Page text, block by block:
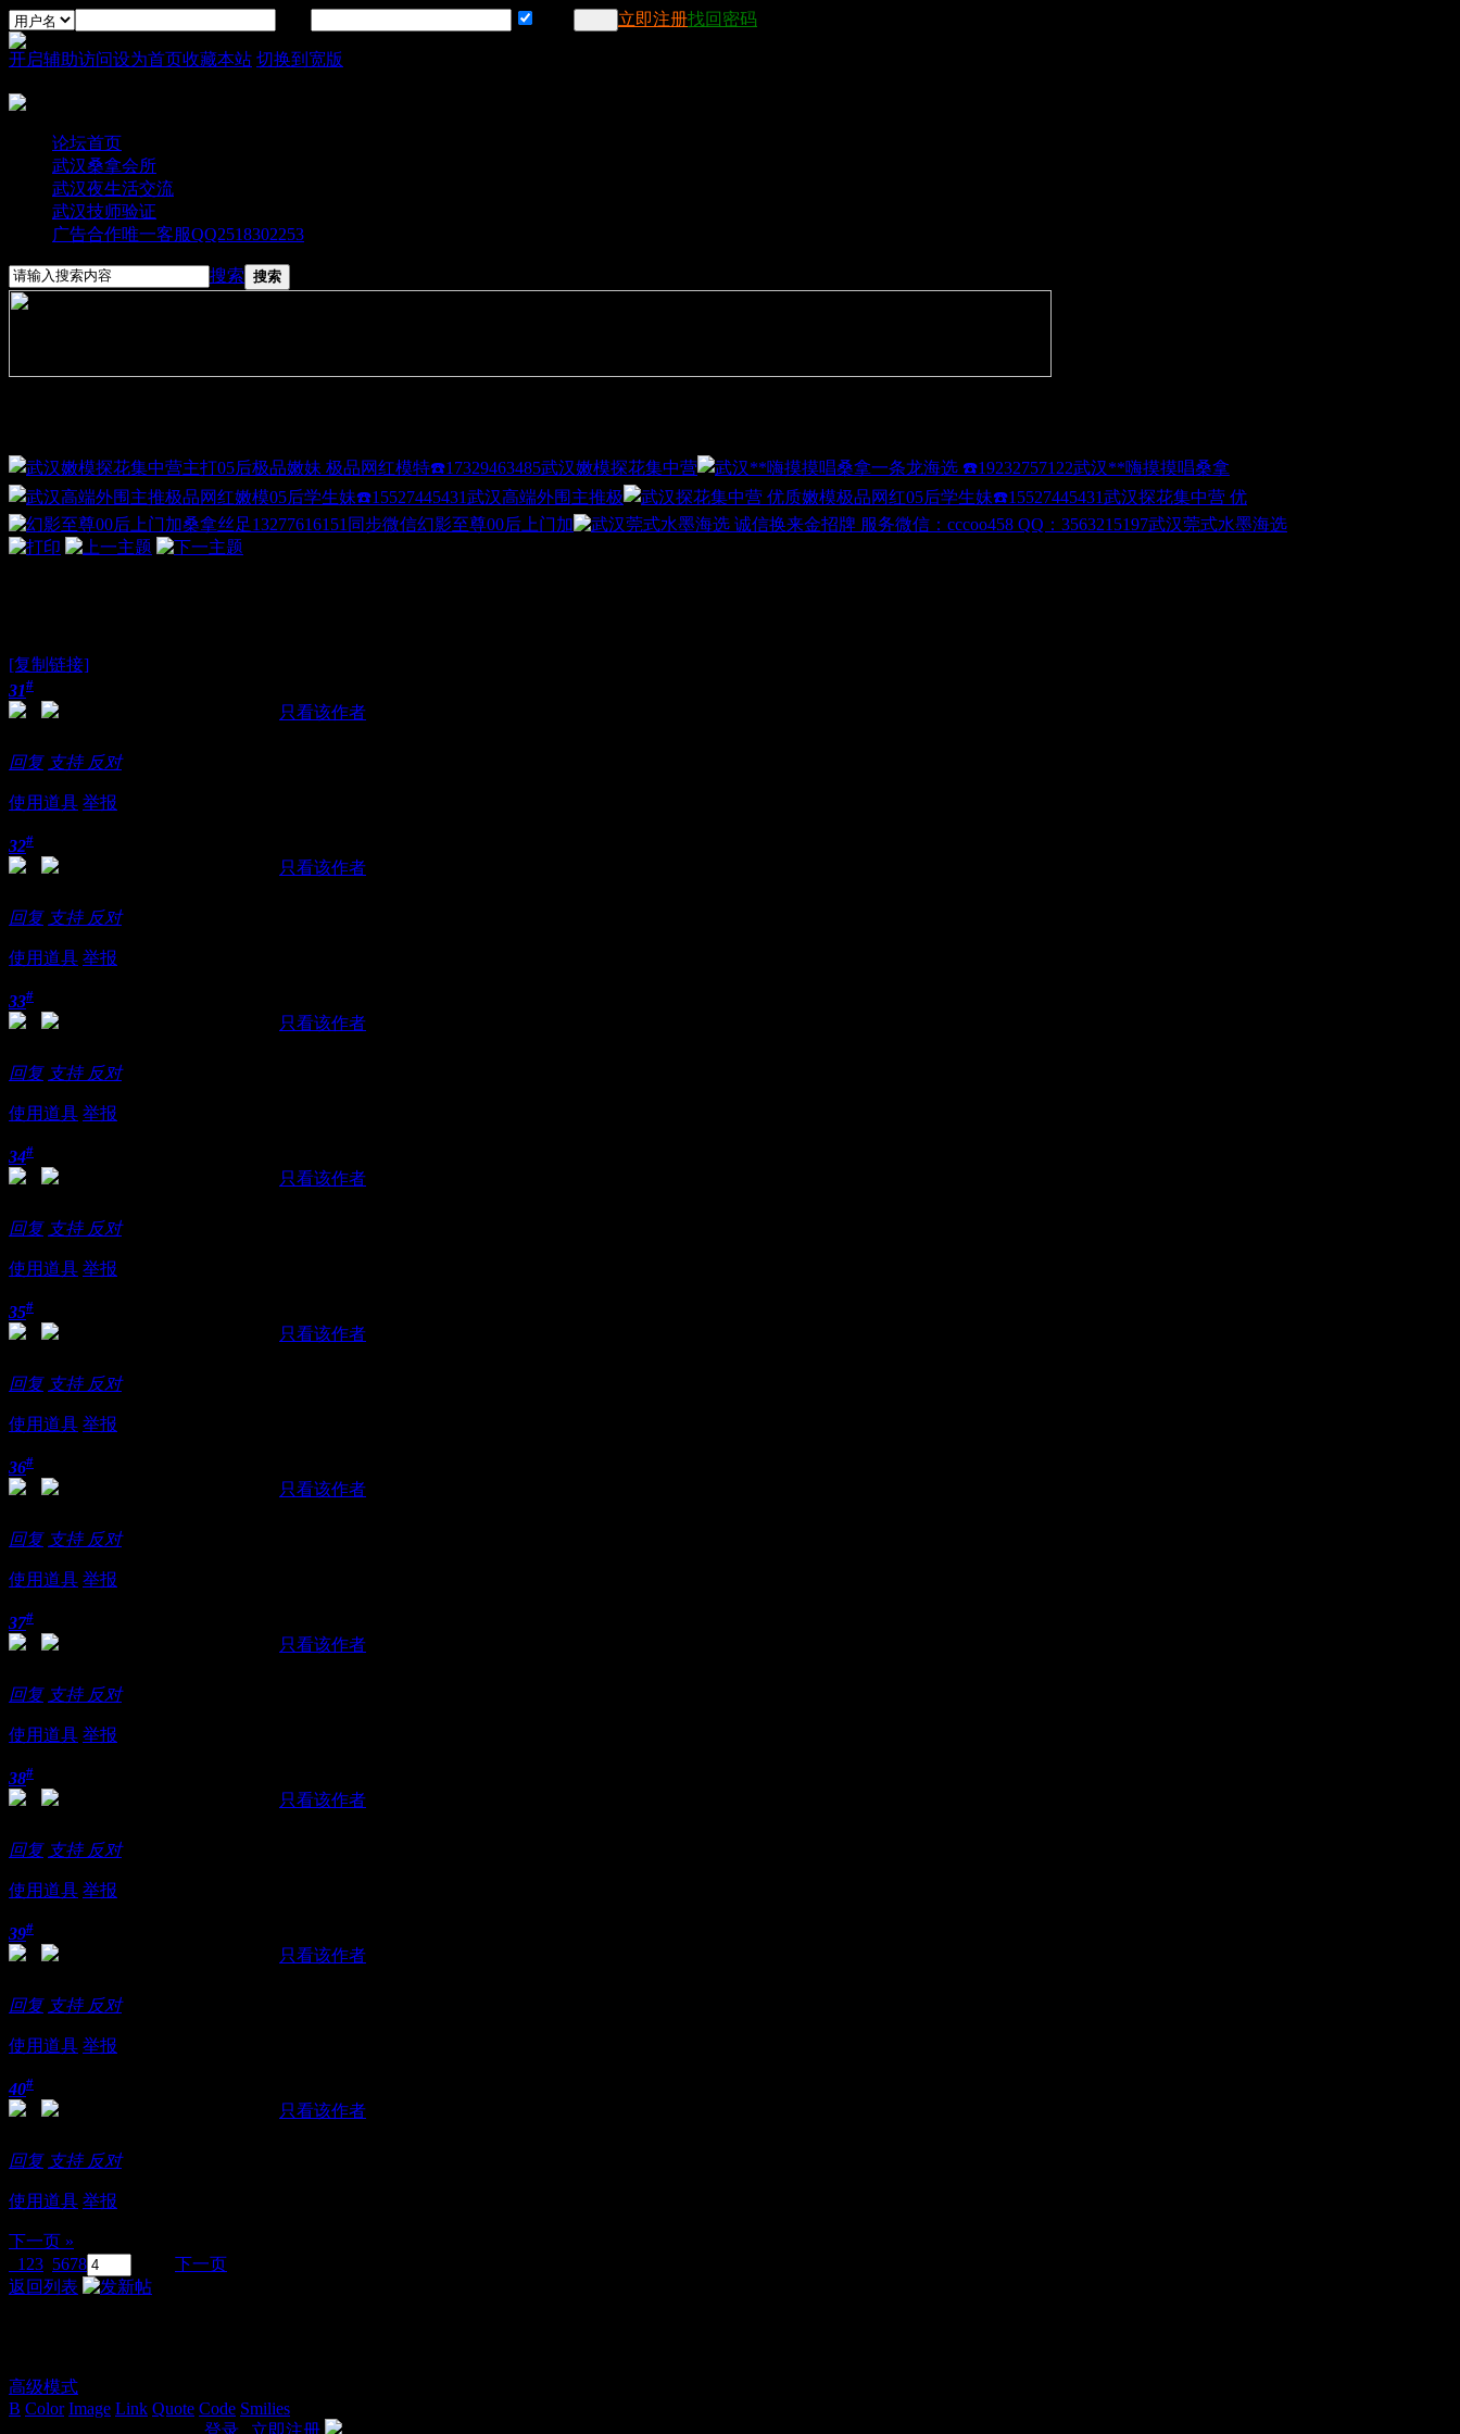
立即注册找回密码
开启辅助访问设为首页收藏本站 切换到宽版
论坛首页
武汉桑拿会所
武汉夜生活交流
武汉技师验证
广告合作唯一客服QQ2518302253
搜索 搜索
武汉嫩模探花集中营
武汉**嗨摸摸唱桑拿
武汉高端外围主推极
武汉探花集中营 优
幻影至尊00后上门加
武汉莞式水墨海选
[复制链接]
31#
只看该作者
回复 支持 反对
使用道具 举报
32#
只看该作者
回复 支持 反对
使用道具 举报
33#
只看该作者
回复 支持 反对
使用道具 举报
34#
只看该作者
回复 支持 反对
使用道具 举报
35#
只看该作者
回复 支持 反对
使用道具 举报
36#
只看该作者
回复 支持 反对
使用道具 举报
37#
只看该作者
回复 支持 反对
使用道具 举报
38#
只看该作者
回复 支持 反对
使用道具 举报
39#
只看该作者
回复 支持 反对
使用道具 举报
40#
只看该作者
回复 支持 反对
使用道具 举报
下一页 »
1 23 5678
下一页
返回列表
高级模式
B Color Image Link Quote Code Smilies